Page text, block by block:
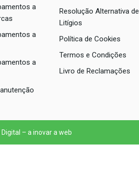
a
a
a
Resolução Alternativa de
Litígios
Política de Cookies
Termos e Condições
Livro de Reclamações
– a inovar a web